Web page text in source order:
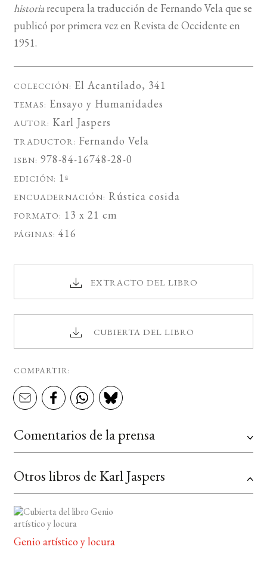
historiarecupera la traducción de Fernando Vela que se
publicó por primera vez en Revista de Occidente en
1951.
COLECCIÓN: El Acantilado, 341
TEMAS: Ensayo y Humanidades
AUTOR: Karl Jaspers
TRADUCTOR: Fernando Vela
ISBN: 978-84-16748-28-0
EDICIÓN: 1ª
ENCUADERNACIÓN: Rústica cosida
FORMATO: 13 x 21 cm
PÁGINAS: 416
EXTRACTO DEL LIBRO
CUBIERTA DEL LIBRO
COMPARTIR:
Comentarios de la prensa
Otros libros de Karl Jaspers
Genio artístico y locura